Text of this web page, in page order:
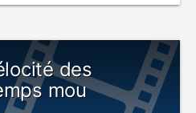
des
mou